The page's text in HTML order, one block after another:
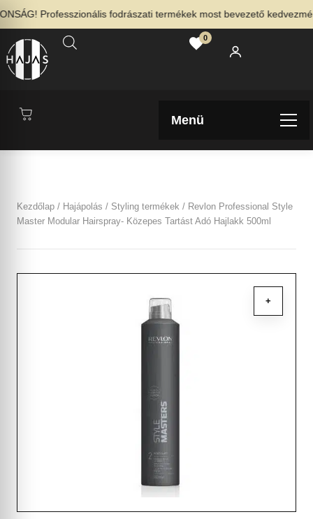
Professzionális fodrászati termékek most bevezető
0
Menü
Kezdőlap / Hajápolás / Styling termékek / Revlon Professional Style
Master Modular Hairspray- Közepes Tartást Adó Hajlakk 500ml
+